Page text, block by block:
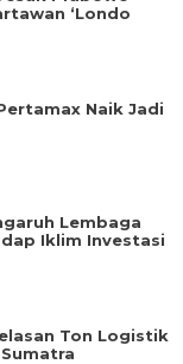
‘Londo
Naik Jadi
Lembaga
Iklim Investasi
Ton Logistik